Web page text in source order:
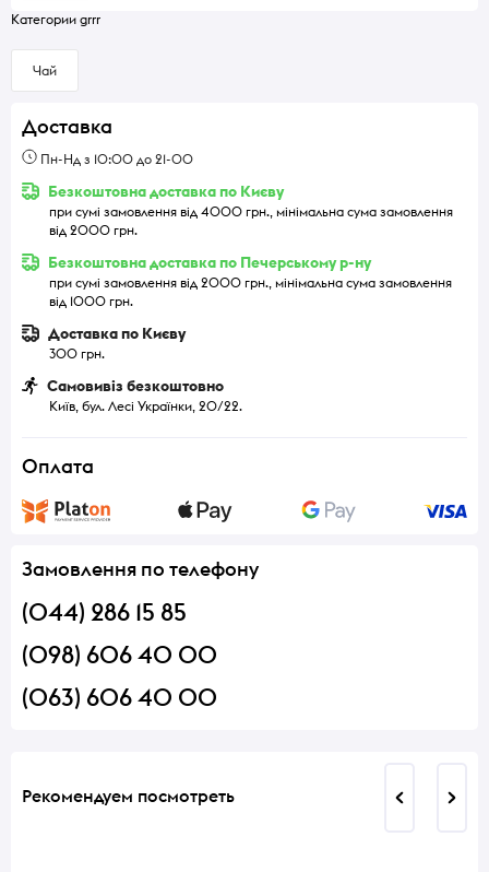
Категории grrr
Чай
Доставка
Пн-Нд з 10:00 до 21-00
Безкоштовна доставка по Києву
при сумі замовлення від 4000 грн., мінімальна сума замовлення
від 2000 грн.
Безкоштовна доставка по Печерському р-ну
при сумі замовлення від 2000 грн., мінімальна сума замовлення
від 1000 грн.
Доставка по Києву
300 грн.
Самовивіз безкоштовно
Київ, бул. Лесі Українки, 20/22.
Оплата
Замовлення по телефону
(044) 286 15 85
(098) 606 40 00
(063) 606 40 00
Рекомендуем посмотреть